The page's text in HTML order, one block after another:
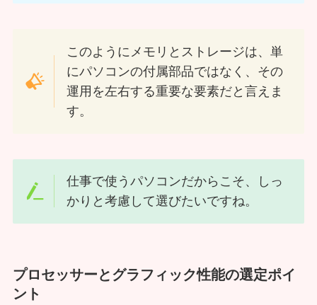
このようにメモリとストレージは、単
にパソコンの付属部品ではなく、その
運用を左右する重要な要素だと言えま
す。
仕事で使うパソコンだからこそ、しっ
かりと考慮して選びたいですね。
プロセッサーとグラフィック性能の選定ポイ
ント